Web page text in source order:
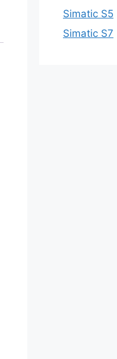
Simatic S5
Simatic S7